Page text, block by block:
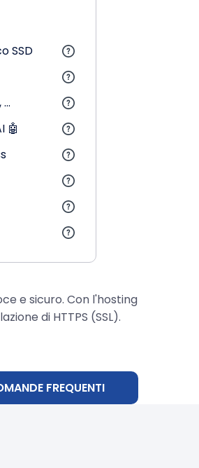
SSD
🤖
e sicuro. Con l'hosting
di HTTPS (SSL).
FREQUENTI